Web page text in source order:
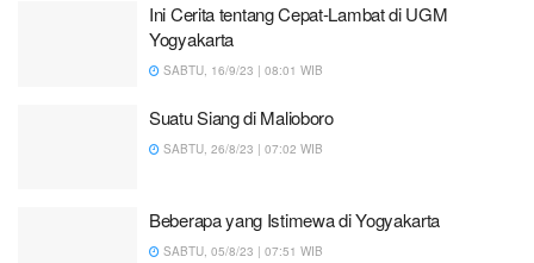
Ini Cerita tentang Cepat-Lambat di UGM
Yogyakarta
SABTU, 16/9/23 | 08:01 WIB
Suatu Siang di Malioboro
SABTU, 26/8/23 | 07:02 WIB
Beberapa yang Istimewa di Yogyakarta
SABTU, 05/8/23 | 07:51 WIB